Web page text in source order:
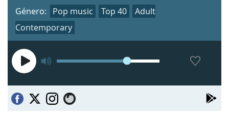
Género: Pop music Top 40
Adult
Contemporary